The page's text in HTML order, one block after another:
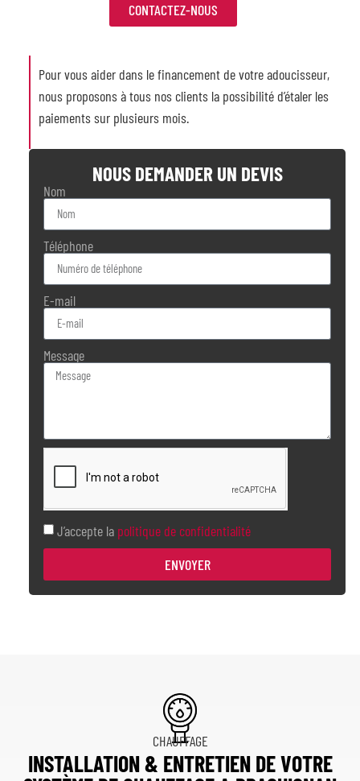
CONTACTEZ-NOUS
Pour vous aider dans le financement de votre adoucisseur,
nous proposons à tous nos clients la possibilité d’étaler les
paiements sur plusieurs mois.
NOUS DEMANDER UN DEVIS
Nom
Téléphone
E-mail
Message
J’accepte la politique de confidentialité
ENVOYER
CHAUFFAGE
INSTALLATION & ENTRETIEN DE VOTRE